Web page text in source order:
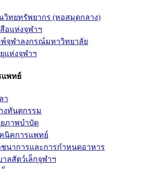
วิทยทรัพยากร (หอสมุดกลาง)
อแห่งจุฬาฯ
จุฬาลงกรณ์มหาวิทยาลัย
แห่งจุฬาฯ
แพทย์
า
งทันตกรรม
ภาพบำบัด
นิคการแพทย์
นาการและการกำหนดอาหาร
าลสัตว์เล็กจุฬาฯ